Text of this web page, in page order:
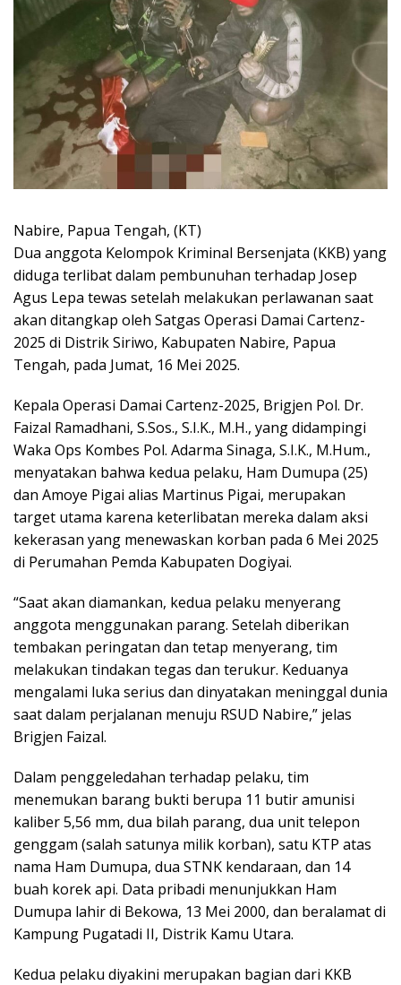
Nabire, Papua Tengah, (KT)
Dua anggota Kelompok Kriminal Bersenjata (KKB) yang
diduga terlibat dalam pembunuhan terhadap Josep
Agus Lepa tewas setelah melakukan perlawanan saat
akan ditangkap oleh Satgas Operasi Damai Cartenz-
2025 di Distrik Siriwo, Kabupaten Nabire, Papua
Tengah, pada Jumat, 16 Mei 2025.
Kepala Operasi Damai Cartenz-2025, Brigjen Pol. Dr.
Faizal Ramadhani, S.Sos., S.I.K., M.H., yang didampingi
Waka Ops Kombes Pol. Adarma Sinaga, S.I.K., M.Hum.,
menyatakan bahwa kedua pelaku, Ham Dumupa (25)
dan Amoye Pigai alias Martinus Pigai, merupakan
target utama karena keterlibatan mereka dalam aksi
kekerasan yang menewaskan korban pada 6 Mei 2025
di Perumahan Pemda Kabupaten Dogiyai.
“Saat akan diamankan, kedua pelaku menyerang
anggota menggunakan parang. Setelah diberikan
tembakan peringatan dan tetap menyerang, tim
melakukan tindakan tegas dan terukur. Keduanya
mengalami luka serius dan dinyatakan meninggal dunia
saat dalam perjalanan menuju RSUD Nabire,” jelas
Brigjen Faizal.
Dalam penggeledahan terhadap pelaku, tim
menemukan barang bukti berupa 11 butir amunisi
kaliber 5,56 mm, dua bilah parang, dua unit telepon
genggam (salah satunya milik korban), satu KTP atas
nama Ham Dumupa, dua STNK kendaraan, dan 14
buah korek api. Data pribadi menunjukkan Ham
Dumupa lahir di Bekowa, 13 Mei 2000, dan beralamat di
Kampung Pugatadi II, Distrik Kamu Utara.
Kedua pelaku diyakini merupakan bagian dari KKB